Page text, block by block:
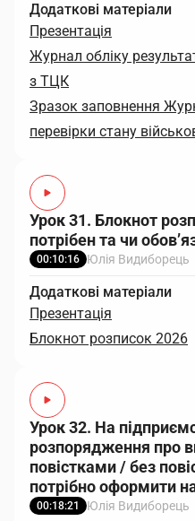
Додаткові матеріали
Презентація
Журнал обліку
з ТЦК
Зразок заповнення
перевірки стану
Урок 31. Блокнот
потрібен та чи
00:10:16 Юлія Видиборець
Додаткові матеріали
Презентація
Блокнот розписок 2026
Урок 32. На
розпорядження про
повістками / без
потрібно оформити
00:18:21 Юлія Видиборець